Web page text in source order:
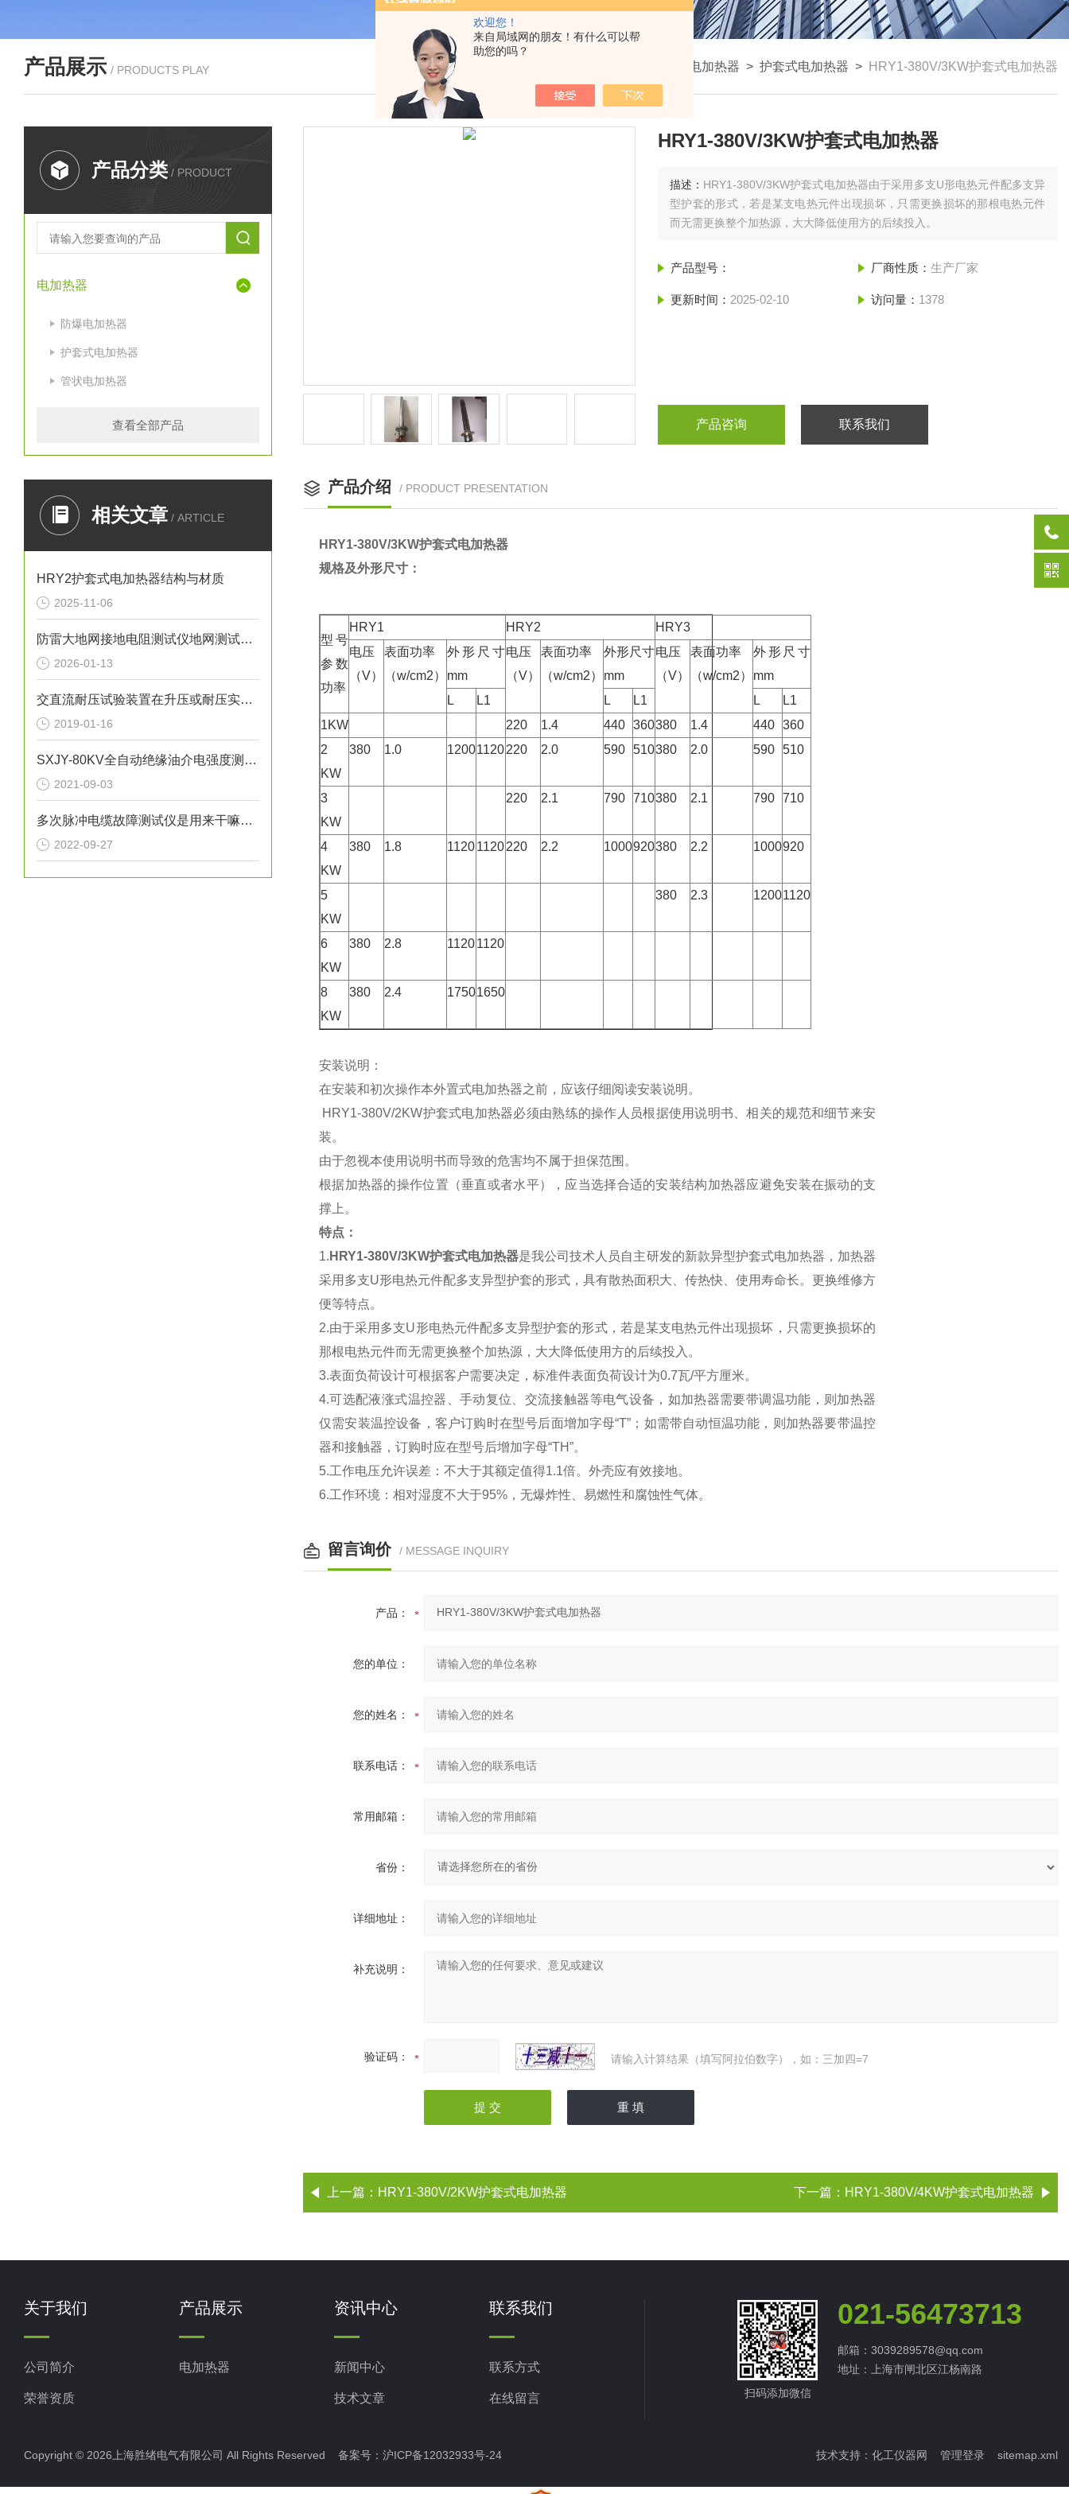
欢迎您！
来自局域网的朋友！有什么可以帮
助您的吗？
产品展示 / PRODUCTS PLAY 电加热器 > 护套式电加热器 > HRY1-380V/3KW护套式电加热器
产品分类 / PRODUCT
电加热器
防爆电加热器
护套式电加热器
管状电加热器
查看全部产品
相关文章 / ARTICLE
HRY2护套式电加热器结构与材质
2025-11-06
防雷大地网接地电阻测试仪地网测试接线介绍
2026-01-13
交直流耐压试验装置在升压或耐压实验进程中发生不正常状况的处理情况
2019-01-16
SXJY-80KV全自动绝缘油介电强度测试仪基本原理
2021-09-03
多次脉冲电缆故障测试仪是用来干嘛的？
2022-09-27
HRY1-380V/3KW护套式电加热器
描述： HRY1-380V/3KW护套式电加热器由于采用多支U形电热元件配多支异
型护套的形式，若是某支电热元件出现损坏，只需更换损坏的那根电热元件
而无需更换整个加热源，大大降低使用方的后续投入。
产品型号： 厂商性质： 生产厂家
更新时间： 2025-02-10 访问量： 1378
产品咨询 联系我们
产品介绍 / PRODUCT PRESENTATION
HRY1-380V/3KW护套式电加热器
规格及外形尺寸：
型号
参数
功率
HRY1 HRY2
HRY3
电压
（V）
表面功率
（w/cm2）
外形尺寸
mm
电压
（V）
表面功率
（w/cm2）
外形尺寸
mm
电压
（V）
表面功率
（w/cm2）
外形尺寸
mm
L
L1 L L1 L
L1
1KW
220 1.4 440 360380 1.4 440 360
2
KW
380 1.0 12001120220 2.0 590 510380 2.0 590 510
3
KW
220 2.1 790 710380 2.1 790 710
4
KW
380 1.8 11201120220 2.2 1000920380 2.2 1000920
5
KW
380 2.3 12001120
6
KW
380 2.8 11201120
8
KW
380 2.4 17501650
安装说明：
在安装和初次操作本外置式电加热器之前，应该仔细阅读安装说明。
HRY1-380V/2KW护套式电加热器必须由熟练的操作人员根据使用说明书、相关的规范和细节来安
装。
由于忽视本使用说明书而导致的危害均不属于担保范围。
根据加热器的操作位置（垂直或者水平），应当选择合适的安装结构加热器应避免安装在振动的支
撑上。
特点：
1. HRY1-380V/3KW护套式电加热器是我公司技术人员自主研发的新款异型护套式电加热器，加热器
采用多支U形电热元件配多支异型护套的形式，具有散热面积大、传热快、使用寿命长。更换维修方
便等特点。
2.由于采用多支U形电热元件配多支异型护套的形式，若是某支电热元件出现损坏，只需更换损坏的
那根电热元件而无需更换整个加热源，大大降低使用方的后续投入。
3.表面负荷设计可根据客户需要决定，标准件表面负荷设计为0.7瓦/平方厘米。
4.可选配液涨式温控器、手动复位、交流接触器等电气设备，如加热器需要带调温功能，则加热器
仅需安装温控设备，客户订购时在型号后面增加字母“T”；如需带自动恒温功能，则加热器要带温控
器和接触器，订购时应在型号后增加字母“TH”。
5.工作电压允许误差：不大于其额定值得1.1倍。外壳应有效接地。
6.工作环境：相对湿度不大于95%，无爆炸性、易燃性和腐蚀性气体。
留言询价 / MESSAGE INQUIRY
产品：
您的单位：
您的姓名：
联系电话：
常用邮箱：
省份：
详细地址：
补充说明：
验证码： 请输入计算结果（填写阿拉伯数字），如：三加四=7
上一篇： HRY1-380V/2KW护套式电加热器 下一篇： HRY1-380V/4KW护套式电加热器
关于我们
公司简介
荣誉资质
产品展示
电加热器
资讯中心
新闻中心
技术文章
联系我们
联系方式
在线留言 扫码添加微信
021-56473713
邮箱：3039289578@qq.com
地址：上海市闸北区江杨南路
Copyright © 2026上海胜绪电气有限公司 All Rights Reserved 备案号： 沪ICP备12032933号-24 技术支持： 化工仪器网 管理登录 sitemap.xml